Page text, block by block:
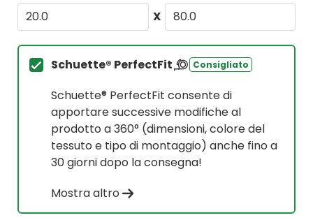
X
Schuette® PerfectFit Consigliato
Schuette® PerfectFit consente di
apportare successive modifiche al
prodotto a 360° (dimensioni, colore del
tessuto e tipo di montaggio) anche fino a
30 giorni dopo la consegna!
Mostra altro